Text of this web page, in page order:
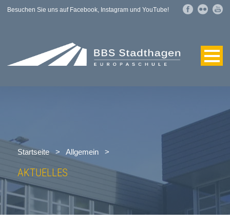
Besuchen Sie uns auf Facebook, Instagram und YouTube!
Startseite > Allgemein >
AKTUELLES